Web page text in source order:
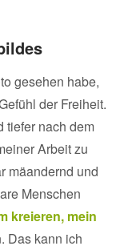
gesehen habe,
der Freiheit.
tiefer nach dem
Arbeit zu
mäandernd und
Menschen
kreieren, mein
Das kann ich